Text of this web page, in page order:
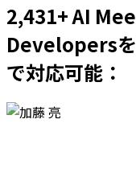
2,431+ AI
Developersを
で対応可能：